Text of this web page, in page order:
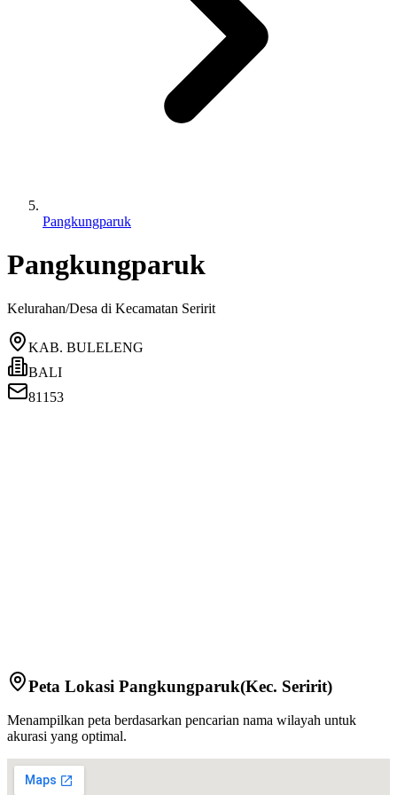
Pangkungparuk
Pangkungparuk
Kelurahan/Desa di Kecamatan Seririt
KAB. BULELENG
BALI
81153
Peta Lokasi Pangkungparuk(Kec. Seririt)
Menampilkan peta berdasarkan pencarian nama wilayah untuk
akurasi yang optimal.